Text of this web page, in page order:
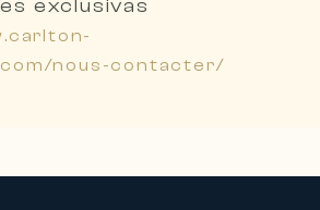
exclusivas
nous-contacter/